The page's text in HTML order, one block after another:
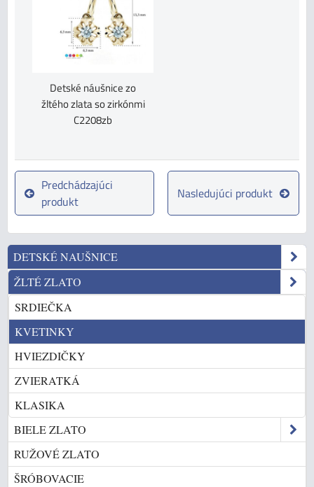
Detské náušnice zo
žltého zlata so zirkónmi
C2208zb
Predchádzajúci
produkt
Nasledujúci produkt
DETSKÉ NAUŠNICE
ŽLTÉ ZLATO
SRDIEČKA
KVETINKY
HVIEZDIČKY
ZVIERATKÁ
KLASIKA
BIELE ZLATO
RUŽOVÉ ZLATO
ŠRÓBOVACIE